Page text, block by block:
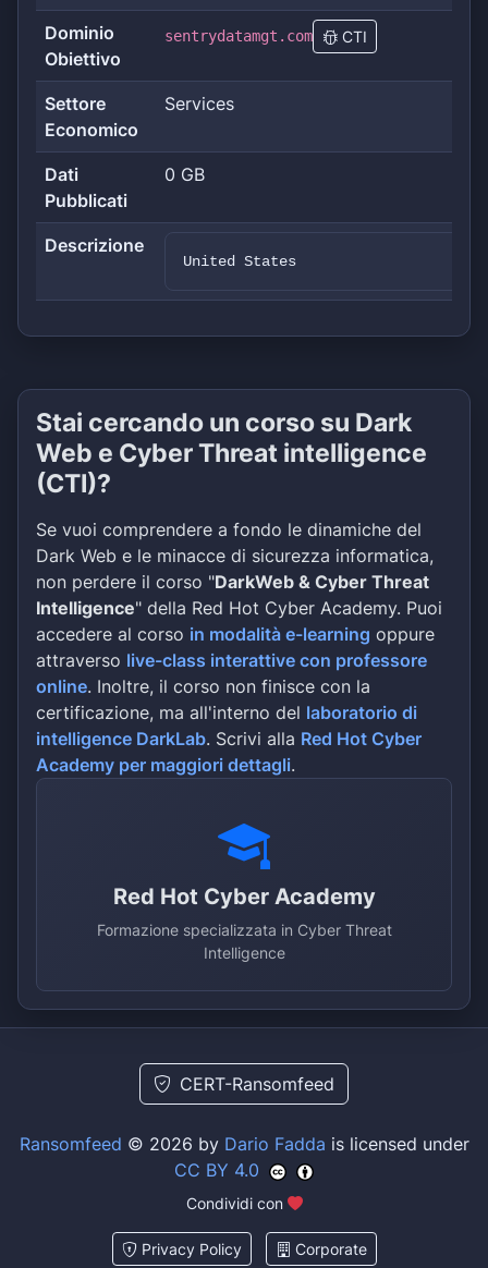
Dominio
Obiettivo
sentrydatamgt.com CTI
Settore
Economico
Services
Dati
Pubblicati
0 GB
Descrizione
United States
Stai cercando un corso su Dark
Web e Cyber Threat intelligence
(CTI)?
Se vuoi comprendere a fondo le dinamiche del
Dark Web e le minacce di sicurezza informatica,
non perdere il corso "DarkWeb & Cyber Threat
Intelligence" della Red Hot Cyber Academy. Puoi
accedere al corso in modalità e-learning oppure
attraverso live-class interattive con professore
online. Inoltre, il corso non finisce con la
certificazione, ma all'interno del laboratorio di
intelligence DarkLab. Scrivi alla Red Hot Cyber
Academy per maggiori dettagli.
Red Hot Cyber Academy
Formazione specializzata in Cyber Threat
Intelligence
CERT-Ransomfeed
Ransomfeed © 2026 by Dario Fadda is licensed under
CC BY 4.0
Condividi con
Privacy Policy Corporate